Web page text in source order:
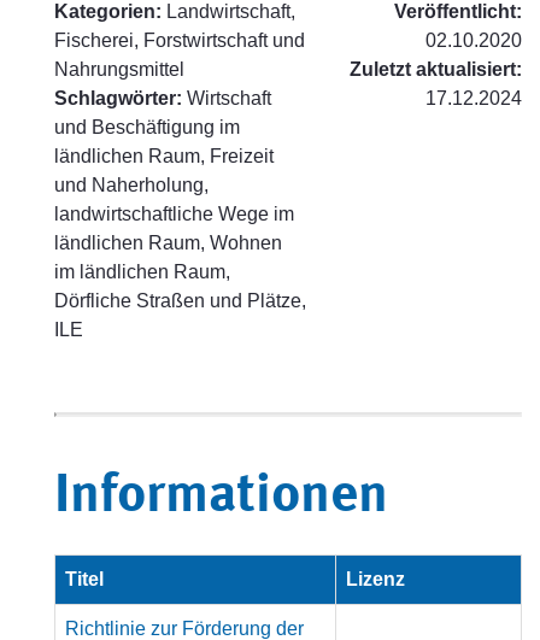
Kategorien: Landwirtschaft,
Fischerei, Forstwirtschaft und
Nahrungsmittel
Schlagwörter: Wirtschaft
und Beschäftigung im
ländlichen Raum, Freizeit
und Naherholung,
landwirtschaftliche Wege im
ländlichen Raum, Wohnen
im ländlichen Raum,
Dörfliche Straßen und Plätze,
ILE
Veröffentlicht:
02.10.2020
Zuletzt aktualisiert:
17.12.2024
Informationen
Titel Lizenz
Richtlinie zur Förderung der